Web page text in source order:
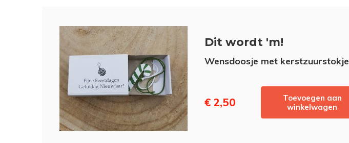
Dit wordt 'm!
Wensdoosje met kerstzuurstokje
€ 2,50
Toevoegen aan
winkelwagen